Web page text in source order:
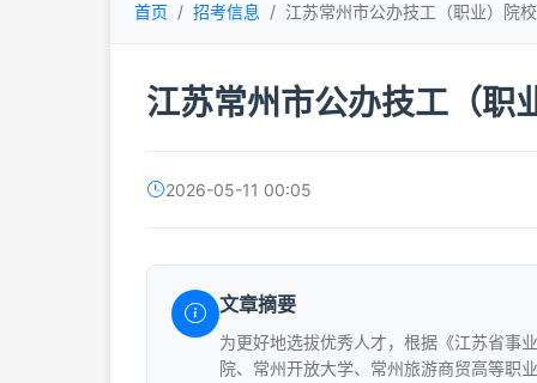
首页 招考信息 江苏常州市公办技工（职业）院
江苏常州市公办技工（职
2026-05-11 00:05
文章摘要
为更好地选拔优秀人才，根据《江苏省事
院、常州开放大学、常州旅游商贸高等职